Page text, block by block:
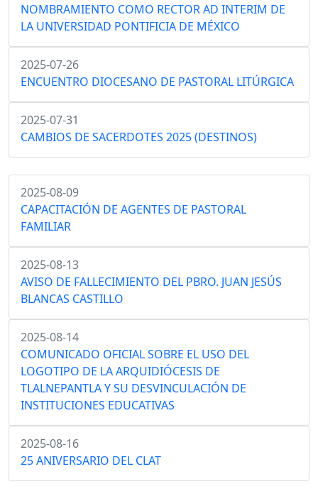
NOMBRAMIENTO COMO RECTOR AD INTERIM DE
LA UNIVERSIDAD PONTIFICIA DE MÉXICO
2025-07-26
ENCUENTRO DIOCESANO DE PASTORAL LITÚRGICA
2025-07-31
CAMBIOS DE SACERDOTES 2025 (DESTINOS)
2025-08-09
CAPACITACIÓN DE AGENTES DE PASTORAL
FAMILIAR
2025-08-13
AVISO DE FALLECIMIENTO DEL PBRO. JUAN JESÚS
BLANCAS CASTILLO
2025-08-14
COMUNICADO OFICIAL SOBRE EL USO DEL
LOGOTIPO DE LA ARQUIDIÓCESIS DE
TLALNEPANTLA Y SU DESVINCULACIÓN DE
INSTITUCIONES EDUCATIVAS
2025-08-16
25 ANIVERSARIO DEL CLAT